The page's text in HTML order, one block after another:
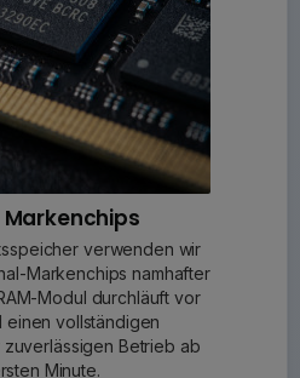
verwenden wir
Markenchips namhafter
Modul durchläuft vor
einen vollständigen
zuverlässigen Betrieb ab
Minute.